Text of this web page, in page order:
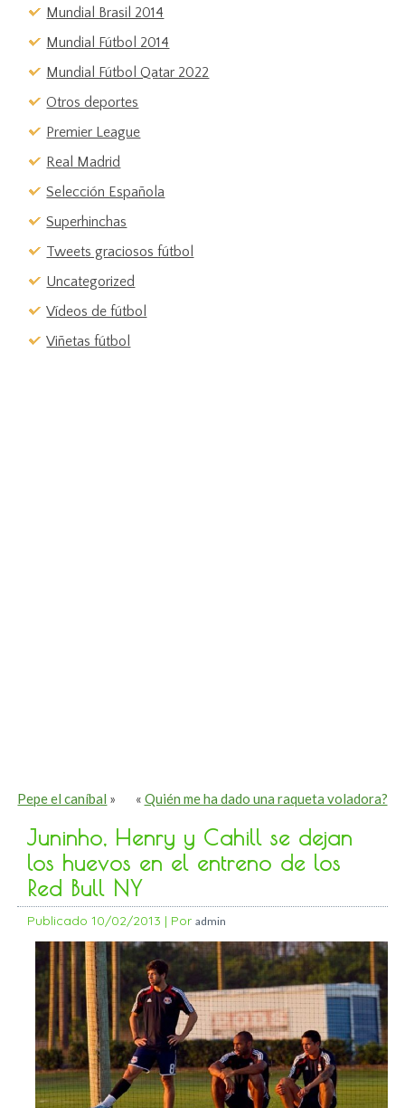
Mundial Brasil 2014
Mundial Fútbol 2014
Mundial Fútbol Qatar 2022
Otros deportes
Premier League
Real Madrid
Selección Española
Superhinchas
Tweets graciosos fútbol
Uncategorized
Vídeos de fútbol
Viñetas fútbol
Pepe el caníbal » « Quién me ha dado una raqueta voladora?
Juninho, Henry y Cahill se dejan
los huevos en el entreno de los
Red Bull NY
Publicado 10/02/2013 | Por admin